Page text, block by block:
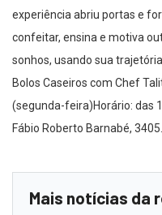
experiência abriu portas e
confeitar, ensina e motiva
sonhos, usando sua
Bolos Caseiros com Chef
(segunda-feira)Horário: das
Fábio Roberto Barnabé,
Mais notícias da